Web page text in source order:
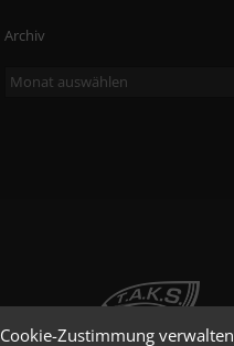
Cookie-Zustimmung verwalten
Archiv
Archiv